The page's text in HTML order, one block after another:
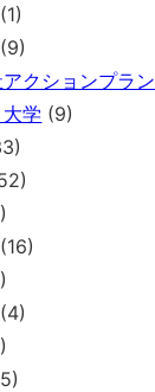
(1)
(9)
クションプラン
学 (9)
(16)
(4)